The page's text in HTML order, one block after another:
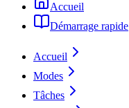
Accueil
Démarrage rapide
Accueil
Modes
Tâches